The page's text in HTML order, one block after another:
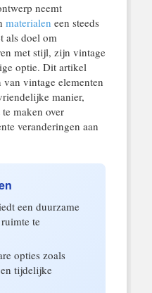
neemt
materialen een steeds
als doel om
met stijl, zijn vintage
optie. Dit artikel
vintage elementen
manier,
maken over
veranderingen aan
een duurzame
te
opties zoals
tijdelijke